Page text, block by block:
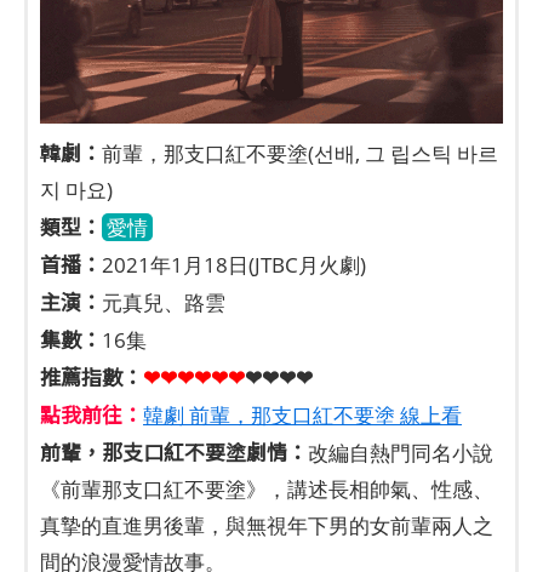
韓劇： 前輩，那支口紅不要塗(선배, 그 립스틱 바르
지 마요)
類型： 愛情
首播： 2021年1月18日(JTBC月火劇)
主演： 元真兒、路雲
集數： 16集
推薦指數： ❤❤❤❤❤❤❤❤❤❤
點我前往： 韓劇 前輩，那支口紅不要塗 線上看
前輩，那支口紅不要塗劇情： 改編自熱門同名小說
《前輩那支口紅不要塗》，講述長相帥氣、性感、
真摯的直進男後輩，與無視年下男的女前輩兩人之
間的浪漫愛情故事。